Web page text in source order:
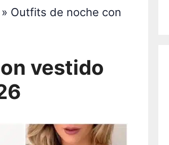
Outfits de noche con
vestido